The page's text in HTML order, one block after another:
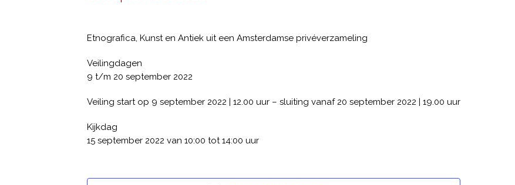
Etnografica, Kunst en Antiek uit een Amsterdamse privéverzameling
Veilingdagen
9 t/m 20 september 2022
Veiling start op 9 september 2022 | 12.00 uur – sluiting vanaf 20 september 2022 | 19.00 uur
Kijkdag
15 september 2022 van 10:00 tot 14:00 uur